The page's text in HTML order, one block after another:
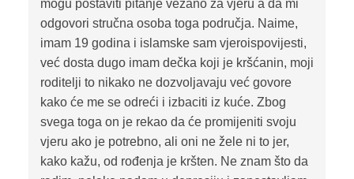
mogu postaviti pitanje vezano za vjeru a da mi
odgovori stručna osoba toga područja. Naime,
imam 19 godina i islamske sam vjeroispovijesti,
već dosta dugo imam dečka koji je kršćanin, moji
roditelji to nikako ne dozvoljavaju već govore
kako će me se odreći i izbaciti iz kuće. Zbog
svega toga on je rekao da će promijeniti svoju
vjeru ako je potrebno, ali oni ne žele ni to jer,
kako kažu, od rođenja je kršten. Ne znam što da